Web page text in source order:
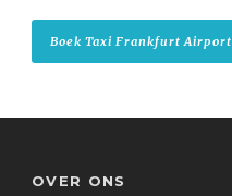
Boek Taxi Frankfurt Airport
OVER ONS